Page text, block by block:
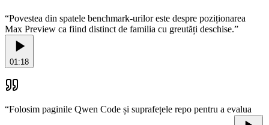
“Povestea din spatele benchmark-urilor este despre poziționarea
Max Preview ca fiind distinct de familia cu greutăți deschise.”
01:18
“Folosim paginile Qwen Code și suprafețele repo pentru a evalua